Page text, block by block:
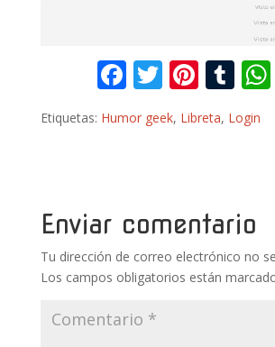
F
e
o
k
T
w
itt
Pi
nt
er
T
u
m
Etiquetas: Humor geek, Libreta, Login
Enviar comentario
Tu dirección de correo electrónico no
Los campos obligatorios están